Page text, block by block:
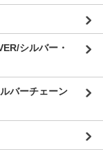
シルバー・
バーチェーン